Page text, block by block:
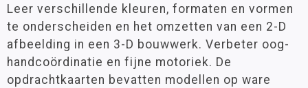
Leer verschillende kleuren, formaten en vormen
te onderscheiden en het omzetten van een 2-D
afbeelding in een 3-D bouwwerk. Verbeter oog-
handcoördinatie en fijne motoriek. De
opdrachtkaarten bevatten modellen op ware